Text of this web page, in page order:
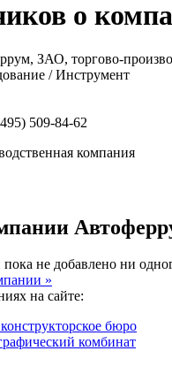
о
ЗАО, торгово-
/ Инструмент
509-84-62
компания
не добавлено ни
»
на сайте:
бюро
комбинат